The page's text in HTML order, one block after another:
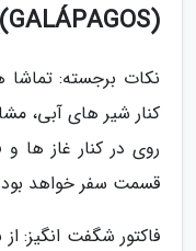
(GALÁPAGOS)
نکات برجسته: تماشا
کنار شیر های آبی،
روی در کنار غاز ها
قسمت سفر خواهد
فاکتور شگفت انگیز: